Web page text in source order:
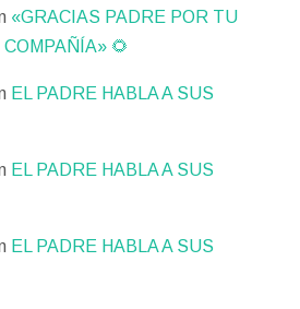
«GRACIAS PADRE POR TU
🌻
EL PADRE HABLA A SUS
EL PADRE HABLA A SUS
EL PADRE HABLA A SUS